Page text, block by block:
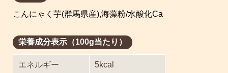
こんにゃく芋(群馬県産),海藻粉/水酸化Ca
栄養成分表示（100g当たり）
エネルギー 5kcal